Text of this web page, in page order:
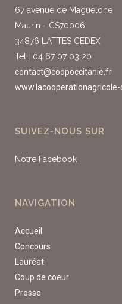
67 avenue de Maguelone
Maurin - CS70006
34876 LATTES CEDEX
Tél : 04 67 07 03 20
contact@coopoccitanie.fr
SUIVEZ-NOUS SUR
Notre Facebook
NAVIGATION
Accueil
Concours
Lauréat
Coup de coeur
Presse